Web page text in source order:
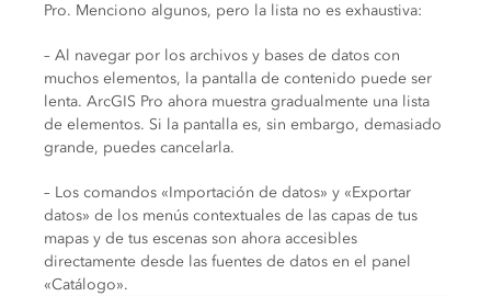
Pro. Menciono algunos, pero la lista no es exhaustiva:
– Al navegar por los archivos y bases de datos con
muchos elementos, la pantalla de contenido puede ser
lenta. ArcGIS Pro ahora muestra gradualmente una lista
de elementos. Si la pantalla es, sin embargo, demasiado
grande, puedes cancelarla.
– Los comandos «Importación de datos» y «Exportar
datos» de los menús contextuales de las capas de tus
mapas y de tus escenas son ahora accesibles
directamente desde las fuentes de datos en el panel
«Catálogo».